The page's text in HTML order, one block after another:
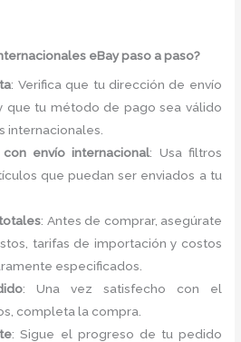
eBay paso a paso?
: Verifica que tu dirección de envío
que tu método de pago sea válido
internacionales.
envío internacional: Usa filtros
que puedan ser enviados a tu
: Antes de comprar, asegúrate
tarifas de importación y costos
especificados.
: Una vez satisfecho con el
completa la compra.
: Sigue el progreso de tu pedido